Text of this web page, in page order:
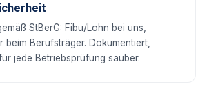
StBerG: Fibu/Lohn bei uns,
beim Berufsträger. Dokumentiert,
jede Betriebsprüfung sauber.